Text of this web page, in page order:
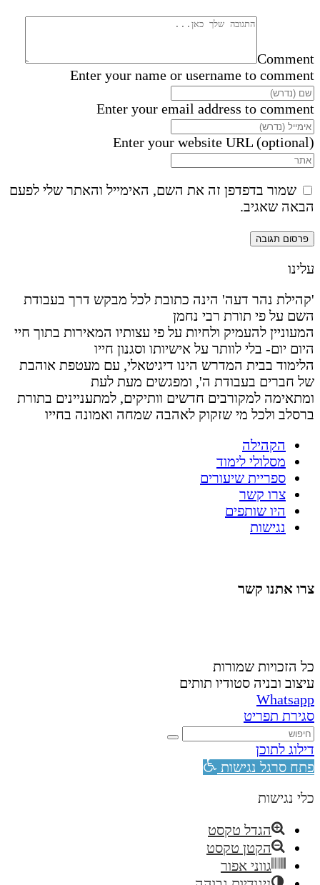
Comment
Enter your name or username to comment
Enter your email address to comment
Enter your website URL (optional)
שמור בדפדפן זה את השם, האימייל והאתר שלי לפעם
הבאה שאגיב.
עלינו
'קהילת נהר דעה' הינה כתובת לכל מבקש דרך בעבודת
השם על פי תורת רבי נחמן
המעוניין להעמיק ולחיות על פי עצותיו המאירות בתוך חיי
היום יום- בלי לוותר על אישיותו וסגנון חייו
הלימוד בבית המדרש הינו דיגיטאלי, עם מעטפת אוהבת
של חברים בעבודת ה', ומפגשים מעת לעת
ומתאימה למקורבים חדשים וותיקים, למתעניינים בתורת
ברסלב ולכל מי שזקוק לאהבה שמחה ואמונה בחייו
הקהילה
מסלולי לימוד
ספריית שיעורים
צרו קשר
היו שותפים
נגישות
צרו אתנו קשר
כל הזכויות שמורות
עיצוב ובניה סטודיו תותים
Whatsapp
סגירת תפריט
דילוג לתוכן
פתח סרגל נגישות
כלי נגישות
הגדל טקסט
הקטן טקסט
גווני אפור